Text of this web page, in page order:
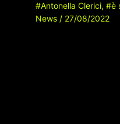
#Antonella Clerici, #è
News/ 27/08/2022